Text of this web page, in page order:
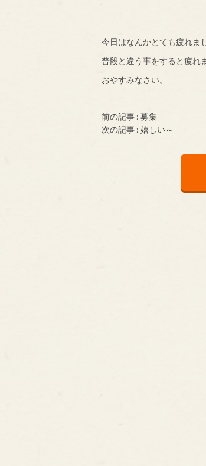
今日はなんかとても疲れま
普段と違う事をすると疲れ
おやすみなさい。
前の記事 : 募集
次の記事 : 嬉しい～